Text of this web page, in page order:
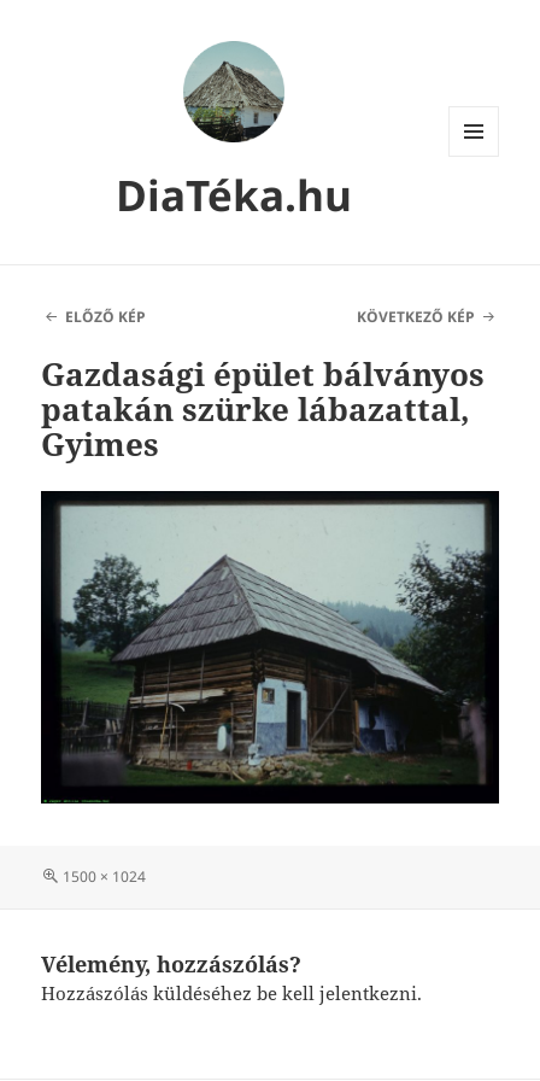
DiaTéka.hu
ELŐZŐ KÉP KÖVETKEZŐ KÉP
Gazdasági épület bálványos
patakán szürke lábazattal,
Gyimes
Teljes
1500 × 1024
Vélemény, hozzászólás?
Hozzászólás küldéséhezbe kell jelentkezni.